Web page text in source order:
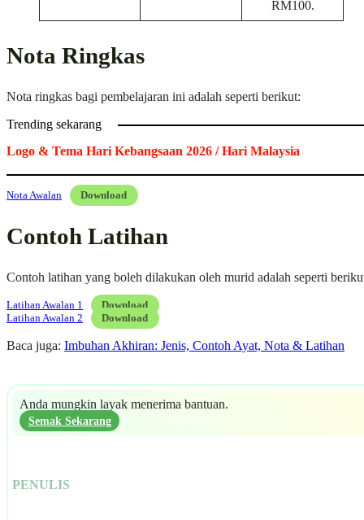
RM100.
Nota Ringkas
Nota ringkas bagi pembelajaran ini adalah seperti berikut:
Trending sekarang
Logo & Tema Hari Kebangsaan 2026 / Hari Malaysia
Nota Awalan Download
Contoh Latihan
Contoh latihan yang boleh dilakukan oleh murid adalah seperti
Latihan Awalan 1
Download
Latihan Awalan 2
Download
Baca juga: Imbuhan Akhiran: Jenis, Contoh Ayat, Nota & Latihan
Anda mungkin layak menerima bantuan.
Semak Sekarang
PENULIS